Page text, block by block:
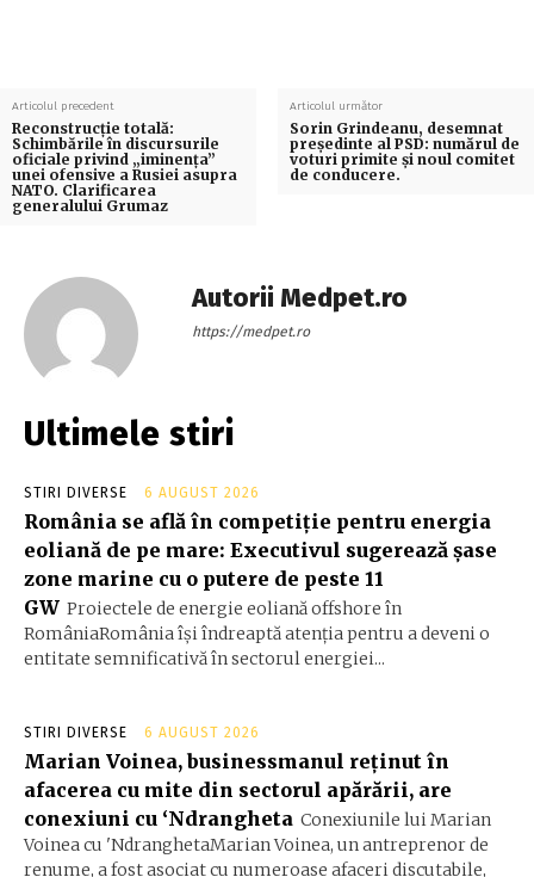
Articolul precedent
Reconstrucție totală:
Schimbările în discursurile
oficiale privind „iminența”
unei ofensive a Rusiei asupra
NATO. Clarificarea
generalului Grumaz
Articolul următor
Sorin Grindeanu, desemnat
președinte al PSD: numărul de
voturi primite și noul comitet
de conducere.
Autorii Medpet.ro
https://medpet.ro
Ultimele stiri
STIRI DIVERSE 6 AUGUST 2026
România se află în competiție pentru energia
eoliană de pe mare: Executivul sugerează șase
zone marine cu o putere de peste 11
GW Proiectele de energie eoliană offshore în
RomâniaRomânia își îndreaptă atenția pentru a deveni o
entitate semnificativă în sectorul energiei...
STIRI DIVERSE 6 AUGUST 2026
Marian Voinea, businessmanul reținut în
afacerea cu mite din sectorul apărării, are
conexiuni cu ‘Ndrangheta Conexiunile lui Marian
Voinea cu 'NdranghetaMarian Voinea, un antreprenor de
renume, a fost asociat cu numeroase afaceri discutabile,